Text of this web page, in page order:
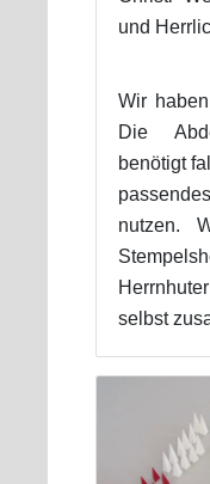
und
Wir
Die
benötigt
nutzen.
selbst